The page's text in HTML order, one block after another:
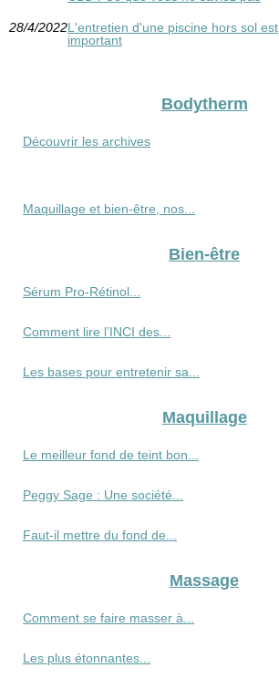
28/4/2022L'entretien d'une piscine hors sol est
important
Bodytherm
Découvrir les archives
Maquillage et bien-être, nos...
Bien-être
Sérum Pro‑Rétinol...
Comment lire l’INCI des...
Les bases pour entretenir sa...
Maquillage
Le meilleur fond de teint bon...
Peggy Sage : Une société...
Faut-il mettre du fond de...
Massage
Comment se faire masser à...
Les plus étonnantes...